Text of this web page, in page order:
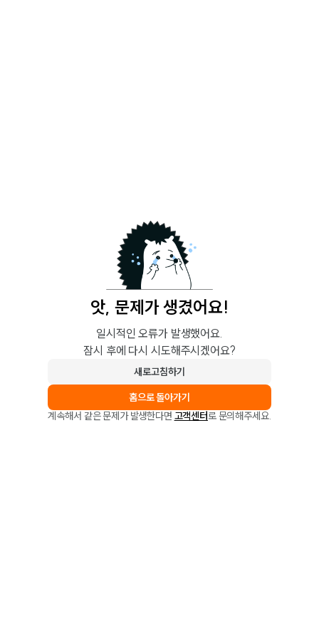
앗, 문제가 생겼어요!
일시적인 오류가 발생했어요.
잠시 후에 다시 시도해주시겠어요?
새로고침하기
홈으로 돌아가기
계속해서 같은 문제가 발생한다면 고객센터로 문의해주세요.